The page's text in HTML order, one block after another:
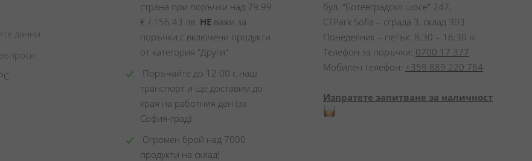
данни
страна при поръчки над 79.99
€ / 156.43 лв. НЕ важи за
поръчки с включени продукти
от категория "Други"
Поръчайте до 12:00 с наш
транспорт и ще доставим до
края на работния ден (за
София-град)
Огромен брой над 7000
продукти на склад!
бул. “Ботевградско шосе” 247,
CTPark Sofia – сграда 3, склад 303
Понеделник – петък: 8:30 – 16:30 ч.
Телефон за поръчки: 0700 17 377
Мобилен телефон: +359 889 220 764
Изпратете запитване за наличност